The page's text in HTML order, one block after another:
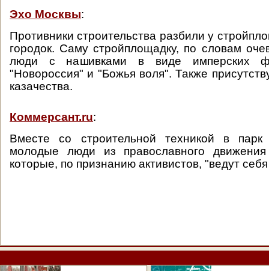
Эхо Москвы:
Противники строительства разбили у
городок. Саму стройплощадку, по словам
люди с нашивками в виде имперских
"Новороссия" и "Божья воля". Также
казачества.
Коммерсант.ru:
Вместе со строительной техникой в парк
молодые люди из православного
которые, по признанию активистов, "ведут